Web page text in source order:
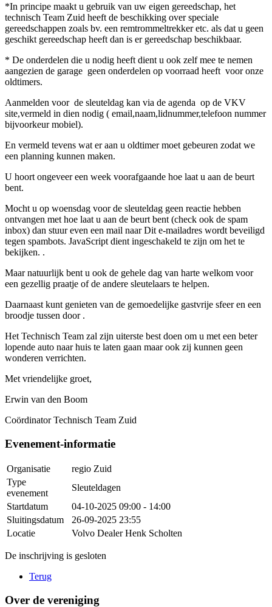
*In principe maakt u gebruik van uw eigen gereedschap, het
technisch Team Zuid heeft de beschikking over speciale
gereedschappen zoals bv. een remtrommeltrekker etc. als dat u geen
geschikt gereedschap heeft dan is er gereedschap beschikbaar.
* De onderdelen die u nodig heeft dient u ook zelf mee te nemen
aangezien de garage geen onderdelen op voorraad heeft voor onze
oldtimers.
Aanmelden voor de sleuteldag kan via de agenda op de VKV
site,vermeld in dien nodig ( email,naam,lidnummer,telefoon nummer
bijvoorkeur mobiel).
En vermeld tevens wat er aan u oldtimer moet gebeuren zodat we
een planning kunnen maken.
U hoort ongeveer een week voorafgaande hoe laat u aan de beurt
bent.
Mocht u op woensdag voor de sleuteldag geen reactie hebben
ontvangen met hoe laat u aan de beurt bent (check ook de spam
inbox) dan stuur even een mail naarDit e-mailadres wordt beveiligd
tegen spambots. JavaScript dient ingeschakeld te zijn om het te
bekijken. .
Maar natuurlijk bent u ook de gehele dag van harte welkom voor
een gezellig praatje of de andere sleutelaars te helpen.
Daarnaast kunt genieten van de gemoedelijke gastvrije sfeer en een
broodje tussen door .
Het Technisch Team zal zijn uiterste best doen om u met een beter
lopende auto naar huis te laten gaan maar ook zij kunnen geen
wonderen verrichten.
Met vriendelijke groet,
Erwin van den Boom
Coördinator Technisch Team Zuid
Evenement-informatie
Organisatie
regio Zuid
Type
evenement
Sleuteldagen
Startdatum
04-10-2025 09:00 - 14:00
Sluitingsdatum
26-09-2025 23:55
Locatie
Volvo Dealer Henk Scholten
De inschrijving is gesloten
Terug
Over de vereniging